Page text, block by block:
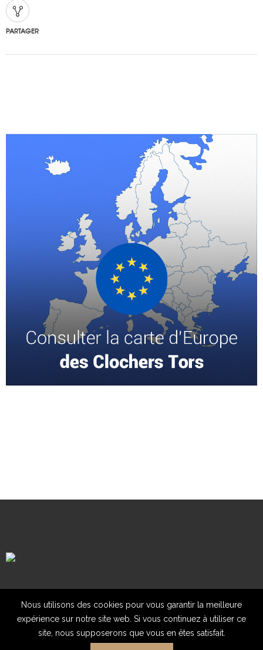
PARTAGER
Nous utilisons des cookies pour vous garantir la meilleure
expérience sur notre site web. Si vous continuez à utiliser ce
site, nous supposerons que vous en êtes satisfait.